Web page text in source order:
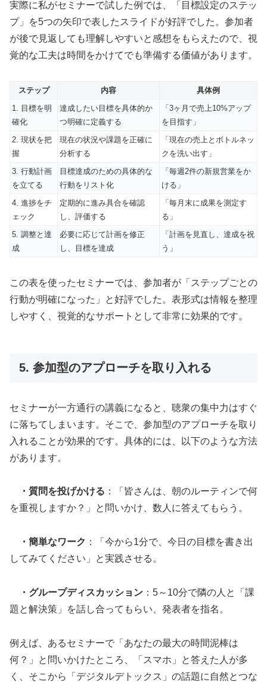
実際に私がセミナーで試した例では、「目標設定のステッ
プ」を5つの矢印で表したスライドが好評でした。参加者
が後で見返しても理解しやすいと感想をもらえたので、視
覚的な工夫は時間をかけてでも準備する価値があります。
ステップ 内容
具体例
1. 目標を明
確化
達成したい目標を具体的か
つ明確に定義する
「3ヶ月で売上10%アップ
を目指す」
2. 現状を把
握
現在の状況や課題を正確に
分析する
「現在の売上とボトルネッ
クを洗い出す」
3. 行動計画
を立てる
目標達成のための具体的な
行動をリスト化
「毎週2件の新規営業をか
ける」
4. 進捗をチ
ェック
定期的に進み具合を確認
し、評価する
「毎月末に成果を測定す
る」
5. 調整と達
成
必要に応じて計画を修正
し、目標を達成
「計画を見直し、達成を祝
う」
この表を使ったセミナーでは、参加者が「ステップごとの
行動が明確になった」と好評でした。表形式は情報を整理
しやすく、視覚的なサポートとして非常に効果的です。
5. 参加型のアプローチを取り入れる
セミナーが一方通行の講義になると、聴衆の集中力はすぐ
に落ちてしまいます。そこで、参加型のアプローチを取り
入れることが効果的です。具体的には、以下のような方法
があります。
・質問を投げかける ：「皆さんは、朝のルーティンで何
を重視しますか？」と問いかけ、数人に答えてもらう。
・簡単なワーク ：「今から1分で、今日の目標を書き出
してみてください」と実践させる。
・グループディスカッション ：5～10分で隣の人と「課
題と解決策」を話し合ってもらい、発表者を指名。
例えば、あるセミナーで「あなたの最大の時間泥棒は
何？」と問いかけたところ、「スマホ」と答えた人が多
く、そこから「デジタルデトックス」の話題に自然とつな